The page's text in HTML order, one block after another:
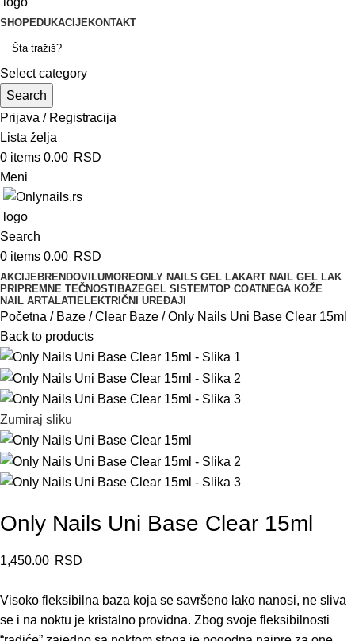
SHOPEDUKACIJEKONTAKT
Select category
Search
Prijava / Registracija
Lista želja
0 items 0.00 RSD
Meni
Search
0 items 0.00 RSD
AKCIJEBRENDOVI LUMOREONLY NAILS GEL LAKART NAIL GEL LAK
PRIPREMNE TEČNOSTI BAZEGEL SISTEMTOP COATNEGA KOŽE
NAIL ARTALATI ELEKTRIČNI UREĐAJI
Početna Baze Clear Baze
Only Nails Uni Base Clear 15ml
Back to products
Zumiraj sliku
Only Nails Uni Base Clear 15ml
1,450.00 RSD
Visoko fleksibilna baza koja se savršeno lako nanosi, ne sliva
se i na noktu je kristalno providna. Zbog svoje fleksibilnosti